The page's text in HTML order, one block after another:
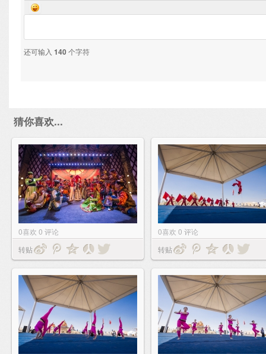
还可输入 140个字符
猜你喜欢...
0喜欢 0 评论
转贴
0喜欢 0 评论
转贴